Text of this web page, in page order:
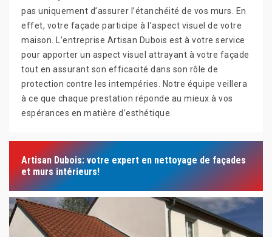
pas uniquement d’assurer l’étanchéité de vos murs. En
effet, votre façade participe à l’aspect visuel de votre
maison. L’entreprise Artisan Dubois est à votre service
pour apporter un aspect visuel attrayant à votre façade
tout en assurant son efficacité dans son rôle de
protection contre les intempéries. Notre équipe veillera
à ce que chaque prestation réponde au mieux à vos
espérances en matière d’esthétique.
Artisan Dubois: votre expert en nettoyage de façades
et murs intérieurs!